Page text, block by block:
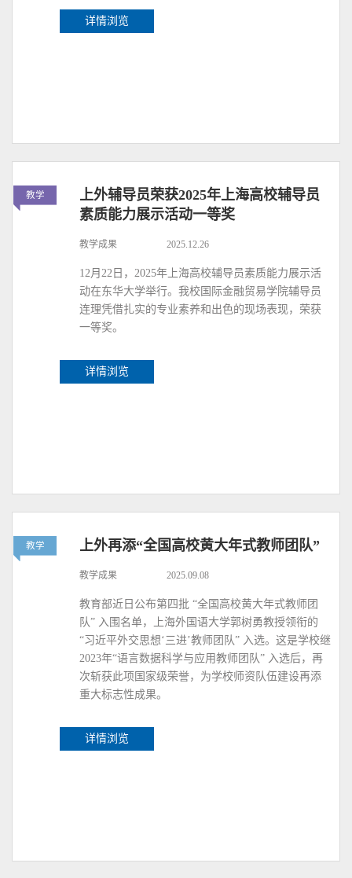
详情浏览
教学
上外辅导员荣获2025年上海高校辅导员
素质能力展示活动一等奖
教学成果 2025.12.26
12月22日，2025年上海高校辅导员素质能力展示活
动在东华大学举行。我校国际金融贸易学院辅导员
连理凭借扎实的专业素养和出色的现场表现，荣获
一等奖。
详情浏览
教学 上外再添“全国高校黄大年式教师团队”
教学成果 2025.09.08
教育部近日公布第四批 “全国高校黄大年式教师团
队” 入围名单，上海外国语大学郭树勇教授领衔的
“习近平外交思想‘三进’教师团队” 入选。这是学校继
2023年“语言数据科学与应用教师团队” 入选后，再
次斩获此项国家级荣誉，为学校师资队伍建设再添
重大标志性成果。
详情浏览